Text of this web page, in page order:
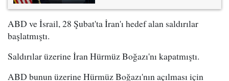
ABD ve İsrail, 28 Şubat'ta İran'ı hedef alan saldırılar
başlatmıştı.
Saldırılar üzerine İran Hürmüz Boğazı'nı kapatmıştı.
ABD bunun üzerine Hürmüz Boğazı'nın açılması için